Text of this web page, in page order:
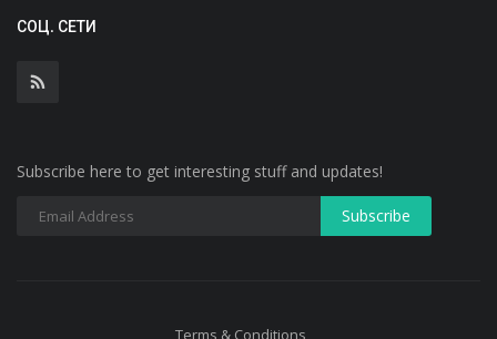
СОЦ. СЕТИ
Subscribe here to get interesting stuff and updates!
Terms & Conditions